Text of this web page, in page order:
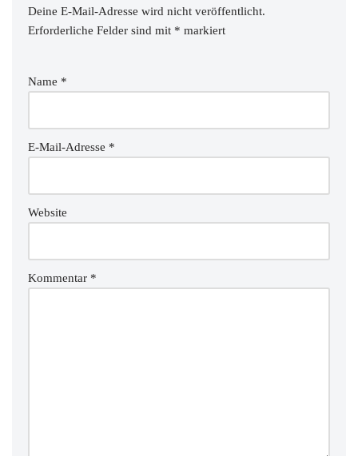
Deine E-Mail-Adresse wird nicht veröffentlicht.
Erforderliche Felder sind mit * markiert
Name *
E-Mail-Adresse *
Website
Kommentar *